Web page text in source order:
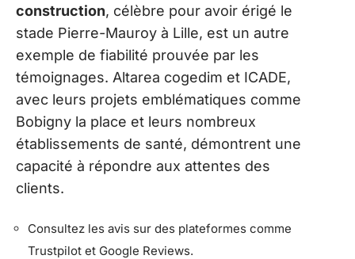
construction, célèbre pour avoir érigé le
stade Pierre-Mauroy à Lille, est un autre
exemple de fiabilité prouvée par les
témoignages. Altarea cogedim et ICADE,
avec leurs projets emblématiques comme
Bobigny la place et leurs nombreux
établissements de santé, démontrent une
capacité à répondre aux attentes des
clients.
Consultez les avis sur des plateformes comme
Trustpilot et Google Reviews.